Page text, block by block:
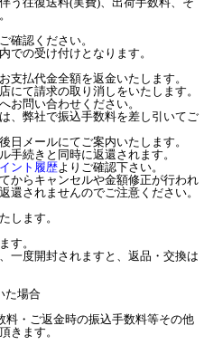
確認ください。
内での受け付けとなります。
支払代金全額を返金いたします。
て請求の取り消しをいたします。
お問い合わせください。
、弊社で振込手数料を差し引いてご
メールにてご案内いたします。
手続きと同時に返還されます。
ント履歴よりご確認下さい。
からキャンセルや金額修正が行われ
還されませんのでご注意ください。
します。
す。
一度開封されますと、返品・交換は
た場合
料・ご返金時の振込手数料等その他
きます。